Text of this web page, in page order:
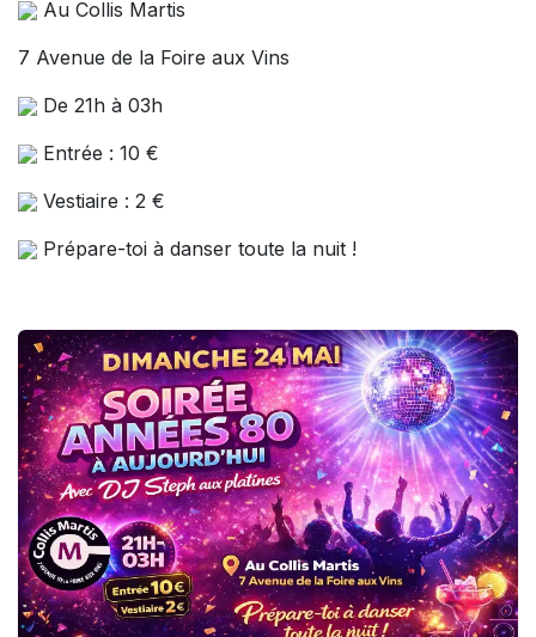
Au Collis Martis
7 Avenue de la Foire aux Vins
De 21h à 03h
Entrée : 10 €
Vestiaire : 2 €
Prépare-toi à danser toute la nuit !